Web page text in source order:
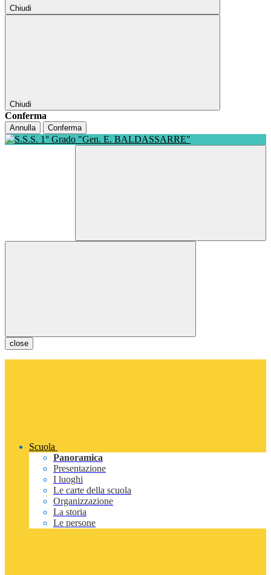
Chiudi
Chiudi
Conferma
Annulla Conferma
close
Scuola
Panoramica
Presentazione
I luoghi
Le carte della scuola
Organizzazione
La storia
Le persone